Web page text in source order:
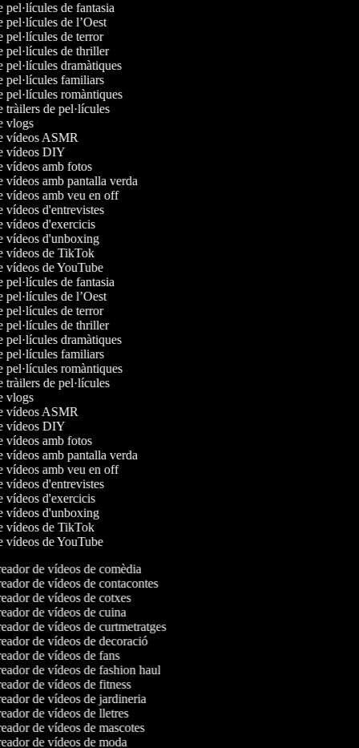
pel·lícules de fantasia
pel·lícules de l’Oest
pel·lícules de terror
pel·lícules de thriller
pel·lícules dramàtiques
pel·lícules familiars
pel·lícules romàntiques
tràilers de pel·lícules
vlogs
vídeos ASMR
vídeos DIY
vídeos amb fotos
vídeos amb pantalla verda
vídeos amb veu en off
vídeos d'entrevistes
vídeos d'exercicis
vídeos d'unboxing
vídeos de TikTok
vídeos de YouTube
pel·lícules de fantasia
pel·lícules de l’Oest
pel·lícules de terror
pel·lícules de thriller
pel·lícules dramàtiques
pel·lícules familiars
pel·lícules romàntiques
tràilers de pel·lícules
vlogs
vídeos ASMR
vídeos DIY
vídeos amb fotos
vídeos amb pantalla verda
vídeos amb veu en off
vídeos d'entrevistes
vídeos d'exercicis
vídeos d'unboxing
vídeos de TikTok
vídeos de YouTube
de vídeos de comèdia
de vídeos de contacontes
de vídeos de cotxes
de vídeos de cuina
de vídeos de curtmetratges
de vídeos de decoració
de vídeos de fans
de vídeos de fashion haul
de vídeos de fitness
de vídeos de jardineria
de vídeos de lletres
de vídeos de mascotes
de vídeos de moda